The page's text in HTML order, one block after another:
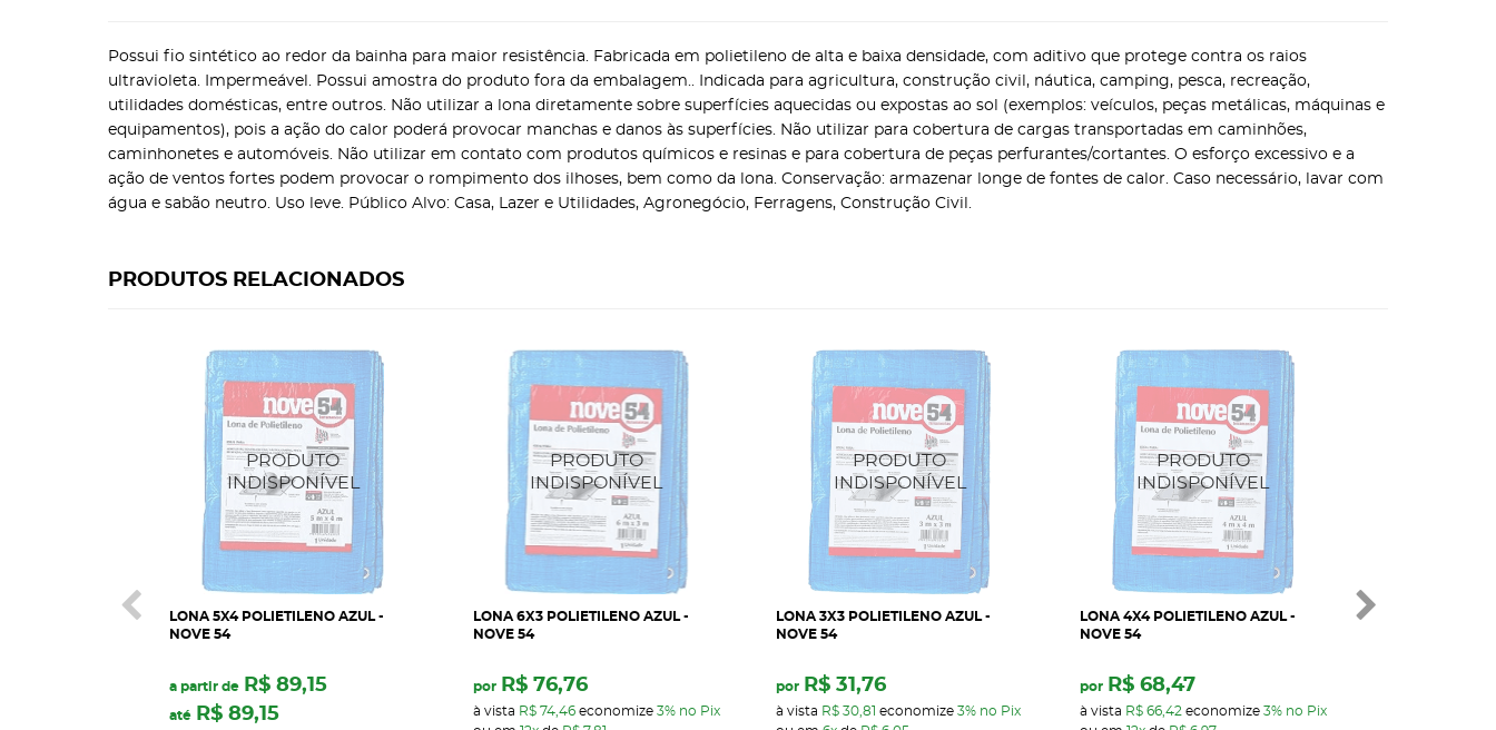
Possui fio sintético ao redor da bainha para maior resistência. Fabricada em polietileno de alta e baixa densidade, com aditivo que protege contra os raios
ultravioleta. Impermeável. Possui amostra do produto fora da embalagem.. Indicada para agricultura, construção civil, náutica, camping, pesca, recreação,
utilidades domésticas, entre outros. Não utilizar a lona diretamente sobre superfícies aquecidas ou expostas ao sol (exemplos: veículos, peças metálicas, máquinas e
equipamentos), pois a ação do calor poderá provocar manchas e danos às superfícies. Não utilizar para cobertura de cargas transportadas em caminhões,
caminhonetes e automóveis. Não utilizar em contato com produtos químicos e resinas e para cobertura de peças perfurantes/cortantes. O esforço excessivo e a
ação de ventos fortes podem provocar o rompimento dos ilhoses, bem como da lona. Conservação: armazenar longe de fontes de calor. Caso necessário, lavar com
água e sabão neutro. Uso leve. Público Alvo: Casa, Lazer e Utilidades, Agronegócio, Ferragens, Construção Civil.
PRODUTOS RELACIONADOS
LONA 5X4 POLIETILENO AZUL -
NOVE 54
a partir de R$ 89,15
até R$ 89,15
LONA 6X3 POLIETILENO AZUL -
NOVE 54
por R$ 76,76
à vista R$ 74,46economize 3% no Pix
LONA 3X3 POLIETILENO AZUL -
NOVE 54
por R$ 31,76
à vista R$ 30,81 economize 3% no Pix
LONA 4X4 POLIETILENO AZUL -
NOVE 54
por R$ 68,47
à vista R$ 66,42 economize 3% no Pix